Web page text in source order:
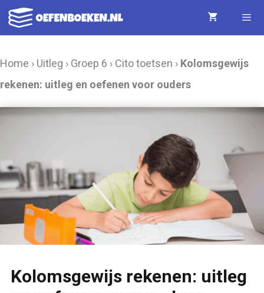
Ga
naar
Home › Uitleg › Groep 6 › Cito toetsen › Kolomsgewijs
rekenen: uitleg en oefenen voor ouders
Kolomsgewijs rekenen: uitleg